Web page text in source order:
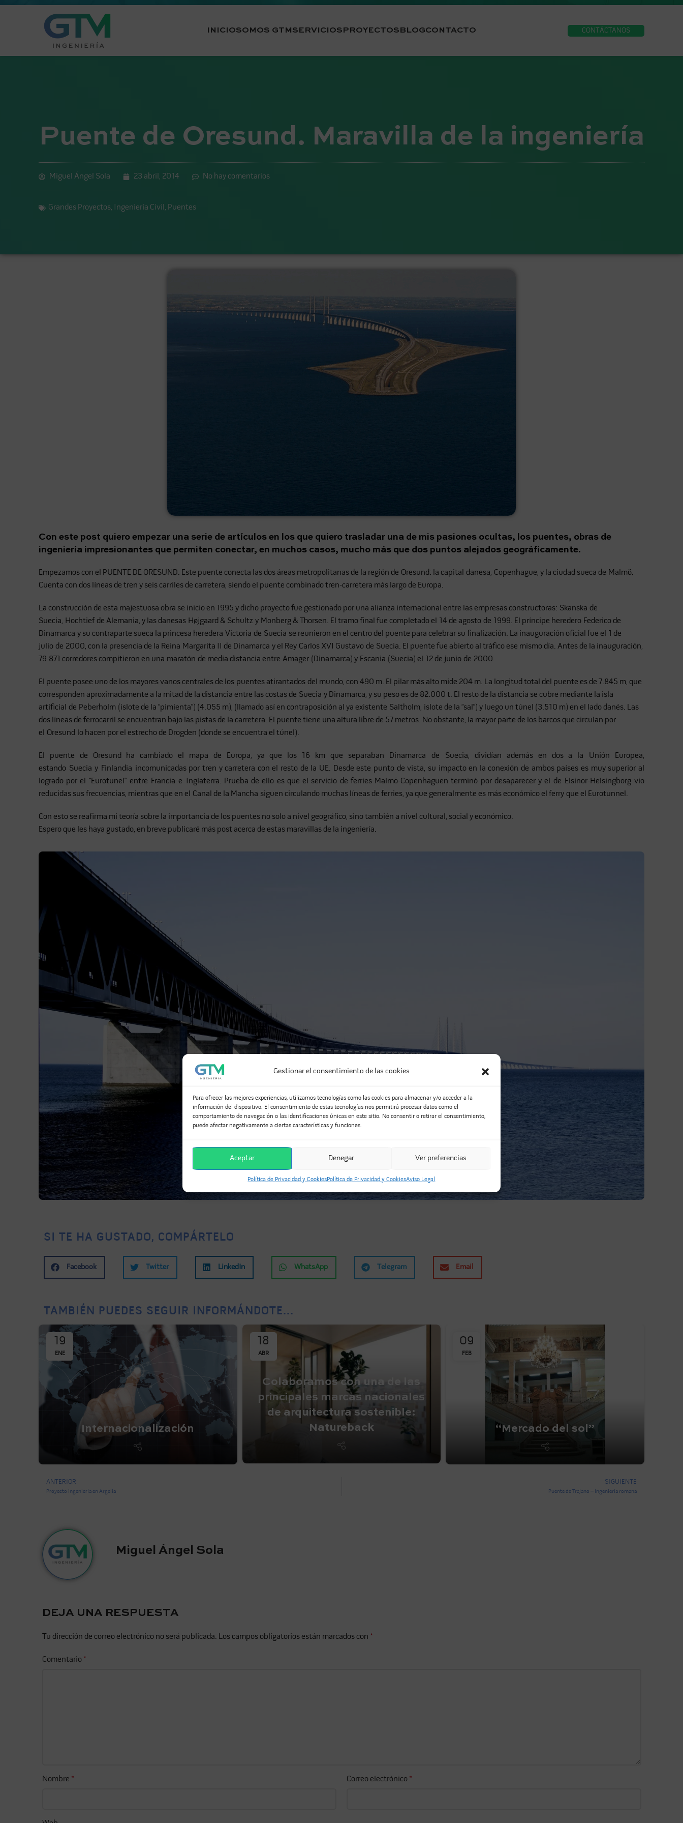
Gestionar el consentimiento de las cookies
Para ofrecer las mejores experiencias, utilizamos tecnologías como las cookies para almacenar y/o acceder a la
información del dispositivo. El consentimiento de estas tecnologías nos permitirá procesar datos como el
comportamiento de navegación o las identificaciones únicas en este sitio. No consentir o retirar el consentimiento,
puede afectar negativamente a ciertas características y funciones.
Aceptar Denegar Ver preferencias
Política de Privacidad y CookiesPolítica de Privacidad y CookiesAviso Legal
INICIOSOMOS GTMSERVICIOSPROYECTOSBLOGCONTACTO CONTÁCTANOS
Puente de Oresund. Maravilla de la ingeniería
Miguel Ángel Sola 23 abril, 2014 No hay comentarios
Grandes Proyectos, Ingeniería Civil , Puentes
Con este post quiero empezar una serie de artículos en los que quiero trasladar una de mis pasiones ocultas, los puentes, obras de
ingeniería impresionantes que permiten conectar, en muchos casos, mucho más que dos puntos alejados geográficamente.
Empezamos con el PUENTE DE ORESUND. Este puente conecta las dos áreas metropolitanas de la región de Oresund: la capital danesa, Copenhague, y la ciudad sueca de Malmö.
Cuenta con dos líneas de tren y seis carriles de carretera, siendo el puente combinado tren-carretera más largo de Europa.
La construcción de esta majestuosa obra se inicio en 1995 y dicho proyecto fue gestionado por una alianza internacional entre las empresas constructoras: Skanska de
Suecia, Hochtief de Alemania, y las danesas Højgaard & Schultz y Monberg & Thorsen. El tramo final fue completado el 14 de agosto de 1999. El príncipe heredero Federico de
Dinamarca y su contraparte sueca la princesa heredera Victoria de Suecia se reunieron en el centro del puente para celebrar su finalización. La inauguración oficial fue el 1 de
julio de 2000, con la presencia de la Reina Margarita II de Dinamarca y el Rey Carlos XVI Gustavo de Suecia. El puente fue abierto al tráfico ese mismo día. Antes de la inauguración,
79.871 corredores compitieron en una maratón de media distancia entre Amager (Dinamarca) y Escania (Suecia) el 12 de junio de 2000.
El puente posee uno de los mayores vanos centrales de los puentes atirantados del mundo, con 490 m. El pilar más alto mide 204 m. La longitud total del puente es de 7.845 m, que
corresponden aproximadamente a la mitad de la distancia entre las costas de Suecia y Dinamarca, y su peso es de 82.000 t. El resto de la distancia se cubre mediante la isla
artificial de Peberholm (islote de la “pimienta”) (4.055 m), (llamado así en contraposición al ya existente Saltholm, islote de la “sal”) y luego un túnel (3.510 m) en el lado danés. Las
dos líneas de ferrocarril se encuentran bajo las pistas de la carretera. El puente tiene una altura libre de 57 metros. No obstante, la mayor parte de los barcos que circulan por
el Oresund lo hacen por el estrecho de Drogden (donde se encuentra el túnel).
El puente de Oresund ha cambiado el mapa de Europa, ya que los 16 km que separaban Dinamarca de Suecia, dividían además en dos a la Unión Europea,
estando Suecia y Finlandia incomunicadas por tren y carretera con el resto de la UE. Desde este punto de vista, su impacto en la conexión de ambos países es muy superior al
logrado por el “Eurotunel” entre Francia e Inglaterra. Prueba de ello es que el servicio de ferries Malmö-Copenhaguen terminó por desaparecer y el de Elsinor-Helsingborg vio
reducidas sus frecuencias, mientras que en el Canal de la Mancha siguen circulando muchas líneas de ferries, ya que generalmente es más económico el ferry que el Eurotunnel.
Con esto se reafirma mi teoría sobre la importancia de los puentes no solo a nivel geográfico, sino también a nivel cultural, social y económico.
Espero que les haya gustado, en breve publicaré más post acerca de estas maravillas de la ingeniería.
SI TE HA GUSTADO, COMPÁRTELO
Facebook Twitter LinkedIn WhatsApp Telegram Email
TAMBIÉN PUEDES SEGUIR INFORMÁNDOTE...
19
ENE
Internacionalización
18
ABR
Colaboramos con una de las
principales marcas nacionales
de arquitectura sostenible:
Natureback
09
FEB
“Mercado del sol”
ANTERIOR
Proyecto ingeniería en Argelia
SIGUIENTE
Puente de Trajano – Ingeniería romana
Miguel Ángel Sola
DEJA UNA RESPUESTA
Tu dirección de correo electrónico no será publicada. Los campos obligatorios están marcados con *
Comentario *
Nombre * Correo electrónico *